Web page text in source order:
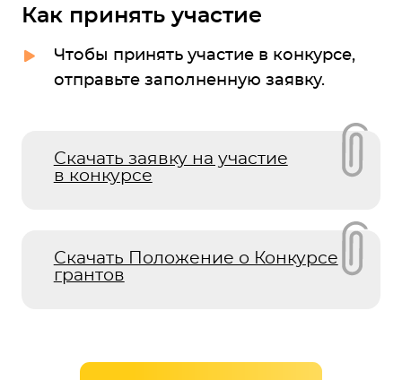
Как принять участие
Чтобы принять участие в конкурсе,
отправьте заполненную заявку.
Скачать заявку на участие
в конкурсе
Скачать Положение о Конкурсе
грантов